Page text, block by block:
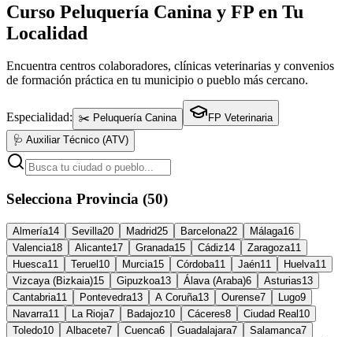
Curso Peluquería Canina y FP en Tu
Localidad
Encuentra centros colaboradores, clínicas veterinarias y convenios
de formación práctica en tu municipio o pueblo más cercano.
Especialidad: ✂️ Peluquería Canina
FP Veterinaria
🩺 Auxiliar Técnico (ATV)
Selecciona Provincia (50)
Almería14 Sevilla20 Madrid25 Barcelona22 Málaga16
Valencia18 Alicante17 Granada15 Cádiz14 Zaragoza11
Huesca11 Teruel 10 Murcia15 Córdoba11 Jaén11 Huelva11
Vizcaya (Bizkaia)15 Gipuzkoa13 Álava (Araba)6 Asturias13
Cantabria11 Pontevedra13 A Coruña13 Ourense7 Lugo9
Navarra11 La Rioja7 Badajoz10 Cáceres8 Ciudad Real 10
Toledo10 Albacete7 Cuenca6 Guadalajara7 Salamanca7